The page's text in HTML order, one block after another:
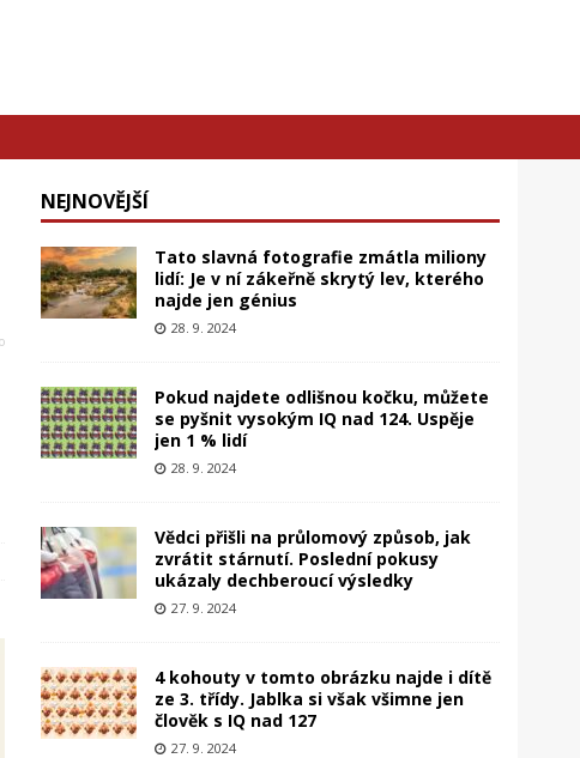
NEJNOVĚJŠÍ
Tato slavná fotografie zmátla miliony
lidí: Je v ní zákeřně skrytý lev, kterého
najde jen génius
28. 9. 2024
Pokud najdete odlišnou kočku, můžete
se pyšnit vysokým IQ nad 124. Uspěje
jen 1 % lidí
28. 9. 2024
Vědci přišli na průlomový způsob, jak
zvrátit stárnutí. Poslední pokusy
ukázaly dechberoucí výsledky
27. 9. 2024
4 kohouty v tomto obrázku najde i dítě
ze 3. třídy. Jablka si však všimne jen
člověk s IQ nad 127
27. 9. 2024